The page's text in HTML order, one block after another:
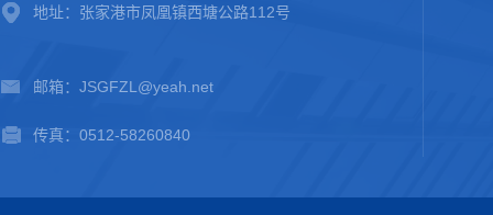
地址：张家港市凤凰镇西塘公路112号
邮箱：JSGFZL@yeah.net
传真：0512-58260840